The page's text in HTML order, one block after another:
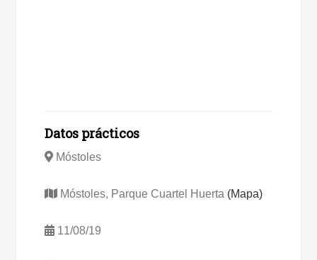
Datos prácticos
Móstoles
Móstoles, Parque Cuartel Huerta (Mapa)
11/08/19